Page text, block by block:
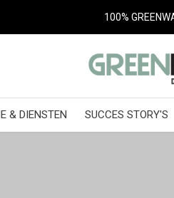
& DIENSTEN SUCCES STORY'S
100%